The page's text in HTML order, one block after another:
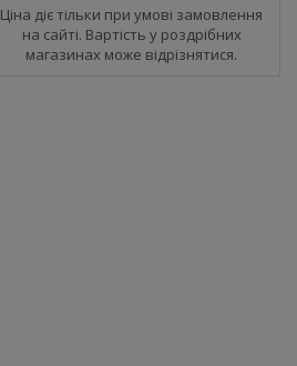
Ціна діє тільки при умові замовлення
на сайті. Вартість у роздрібних
магазинах може відрізнятися.